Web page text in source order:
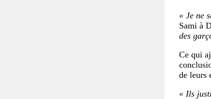
« Je ne
Sami à
des
Ce qui
de leurs
« Ils